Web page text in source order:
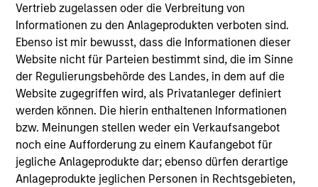
Vertrieb zugelassen oder die Verbreitung von
Informationen zu den Anlageprodukten verboten sind.
Ebenso ist mir bewusst, dass die Informationen dieser
Website nicht für Parteien bestimmt sind, die im Sinne
der Regulierungsbehörde des Landes, in dem auf die
Website zugegriffen wird, als Privatanleger definiert
werden können. Die hierin enthaltenen Informationen
bzw. Meinungen stellen weder ein Verkaufsangebot
noch eine Aufforderung zu einem Kaufangebot für
jegliche Anlageprodukte dar; ebenso dürfen derartige
Anlageprodukte jeglichen Personen in Rechtsgebieten,
management landscape through a
combination of expertise, resources and
strategies.